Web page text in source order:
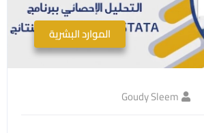
الموارد البشرية
Goudy Sleem